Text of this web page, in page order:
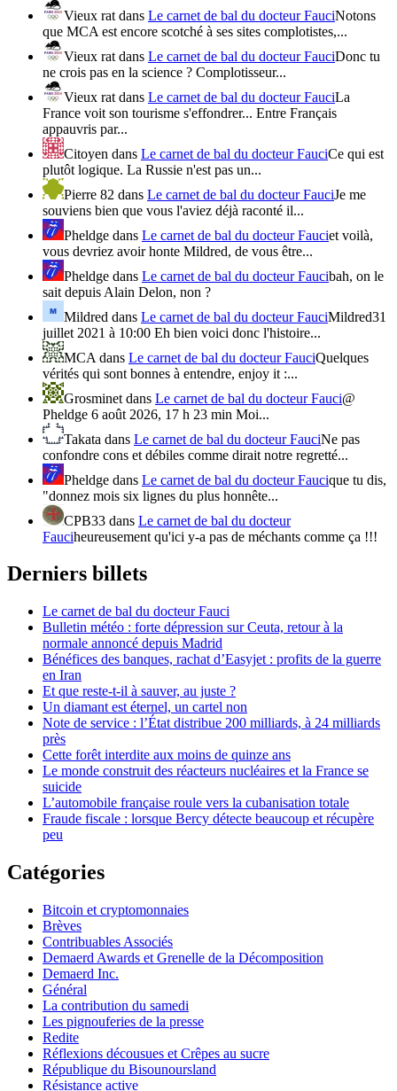
Vieux rat dans Le carnet de bal du docteur FauciNotons
que MCA est encore scotché à ses sites complotistes,...
Vieux rat dans Le carnet de bal du docteur FauciDonc tu
ne crois pas en la science ? Complotisseur...
Vieux rat dans Le carnet de bal du docteur FauciLa
France voit son tourisme s'effondrer... Entre Français
appauvris par...
Citoyen dans Le carnet de bal du docteur FauciCe qui est
plutôt logique. La Russie n'est pas un...
Pierre 82 dans Le carnet de bal du docteur FauciJe me
souviens bien que vous l'aviez déjà raconté il...
Pheldge dans Le carnet de bal du docteur Fauciet voilà,
vous devriez avoir honte Mildred, de vous être...
Pheldge dans Le carnet de bal du docteur Faucibah, on le
sait depuis Alain Delon, non ?
Mildred dans Le carnet de bal du docteur FauciMildred31
juillet 2021 à 10:00 Eh bien voici donc l'histoire...
MCA dans Le carnet de bal du docteur FauciQuelques
vérités qui sont bonnes à entendre, enjoy it :...
Grosminet dans Le carnet de bal du docteur Fauci@
Pheldge 6 août 2026, 17 h 23 min Moi...
Takata dans Le carnet de bal du docteur FauciNe pas
confondre cons et débiles comme dirait notre regretté...
Pheldge dans Le carnet de bal du docteur Faucique tu dis,
"donnez mois six lignes du plus honnête...
CPB33 dans Le carnet de bal du docteur
Fauciheureusement qu'ici y-a pas de méchants comme ça !!!
Derniers billets
Le carnet de bal du docteur Fauci
Bulletin météo : forte dépression sur Ceuta, retour à la
normale annoncé depuis Madrid
Bénéfices des banques, rachat d’Easyjet : profits de la guerre
en Iran
Et que reste-t-il à sauver, au juste ?
Un diamant est éternel, un cartel non
Note de service : l’État distribue 200 milliards, à 24 milliards
près
Cette forêt interdite aux moins de quinze ans
Le monde construit des réacteurs nucléaires et la France se
suicide
L’automobile française roule vers la cubanisation totale
Fraude fiscale : lorsque Bercy détecte beaucoup et récupère
peu
Catégories
Bitcoin et cryptomonnaies
Brèves
Contribuables Associés
Demaerd Awards et Grenelle de la Décomposition
Demaerd Inc.
Général
La contribution du samedi
Les pignouferies de la presse
Redite
Réflexions décousues et Crêpes au sucre
République du Bisounoursland
Résistance active